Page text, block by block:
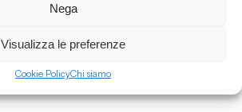
Nega
Visualizza le preferenze
Cookie PolicyChi siamo